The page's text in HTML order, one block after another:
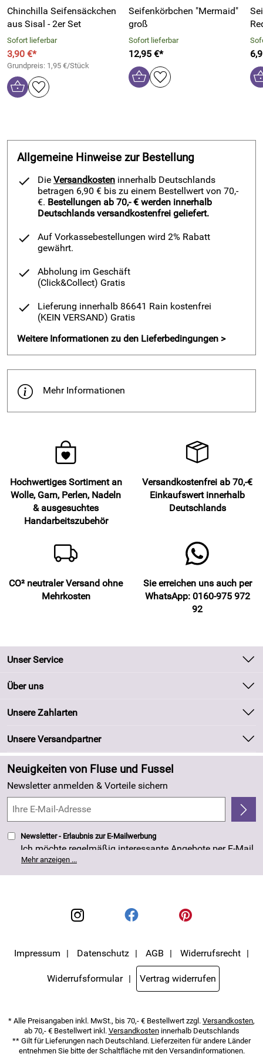
info@fluse-und-fussel.de
Chinchilla Seifensäckchen
aus Sisal - 2er Set
Sofort lieferbar
3,90 €*
Grundpreis: 1,95 €/Stück
Seifenkörbchen "Mermaid"
groß
Sofort lieferbar
12,95 €*
Allgemeine Hinweise zur Bestellung
Die Versandkosten innerhalb Deutschlands
betragen 6,90 € bis zu einem Bestellwert von 70,-
€. Bestellungen ab 70,- € werden innerhalb
Deutschlands versandkostenfrei geliefert.
Auf Vorkassebestellungen wird 2% Rabatt
gewährt.
Abholung im Geschäft
(Click&Collect) Gratis
Lieferung innerhalb 86641 Rain kostenfrei
(KEIN VERSAND) Gratis
Weitere Informationen zu den Lieferbedingungen >
Mehr Informationen
Hochwertiges Sortiment an
Wolle, Garn, Perlen, Nadeln
& ausgesuchtes
Handarbeitszubehör
Versandkostenfrei ab 70,-€
Einkaufswert innerhalb
Deutschlands
CO² neutraler Versand ohne
Mehrkosten
Sie erreichen uns auch per
WhatsApp: 0160-975 972
92
Unser Service
Kontakt
Kundeninformationen
Newsletter
Zahlung und Versand
Kundenlogin
Über uns
Unsere Bestseller
Neu
Angebote
Made in Germany
4,8/5
Unsere Zahlarten
Unsere Versandpartner
Neuigkeiten von Fluse und Fussel
Newsletter anmelden & Vorteile sichern
Newsletter - Erlaubnis zur E-Mailwerbung
Ich möchte regelmäßig interessante Angebote per E-Mail
erhalten. Meine E-Mail-Adresse wird nicht an andere
Unternehmen weitergegeben. Die Einwilligung zur
Nutzung meiner E-Mail- Adresse für Werbezwecke kann
Mehr anzeigen ...
Impressum Datenschutz AGB Widerrufsrecht
Widerrufsformular Vertrag widerrufen
* Alle Preisangaben inkl. MwSt., bis 70,- € Bestellwert zzgl. Versandkosten,
ab 70,- € Bestellwert inkl. Versandkosteninnerhalb Deutschlands
** Gilt für Lieferungen nach Deutschland. Lieferzeiten für andere Länder
entnehmen Sie bitte der Schaltfläche mit den Versandinformationen.